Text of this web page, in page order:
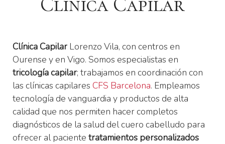
Clínica Capilar Lorenzo Vila, con centros en
Ourense y en Vigo. Somos especialistas en
tricología capilar; trabajamos en coordinación con
las clínicas capilares CFS Barcelona. Empleamos
tecnología de vanguardia y productos de alta
calidad que nos permiten hacer completos
diagnósticos de la salud del cuero cabelludo para
ofrecer al paciente tratamientos personalizados